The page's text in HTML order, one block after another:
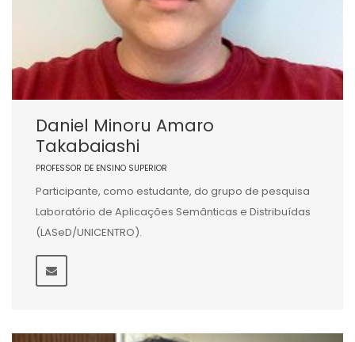
Daniel Minoru Amaro
Takabaiashi
PROFESSOR DE ENSINO SUPERIOR
Participante, como estudante, do grupo de pesquisa
Laboratório de Aplicações Semânticas e Distribuídas
(LASeD/UNICENTRO).